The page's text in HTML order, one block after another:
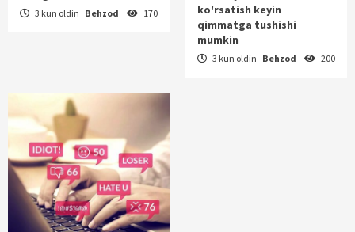
3 kun oldin Behzod 170
ko'rsatish keyin
qimmatga tushishi
mumkin
3 kun oldin Behzod 200